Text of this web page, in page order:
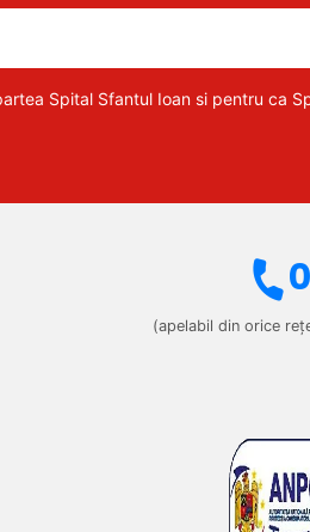
Spital Sfantul Ioan si pentru ca
(apelabil din orice